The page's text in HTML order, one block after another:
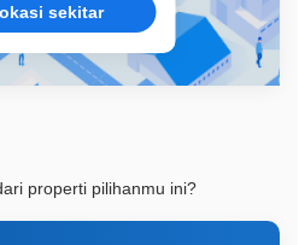
sekitar
properti pilihanmu ini?